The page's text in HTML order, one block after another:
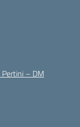
– DM